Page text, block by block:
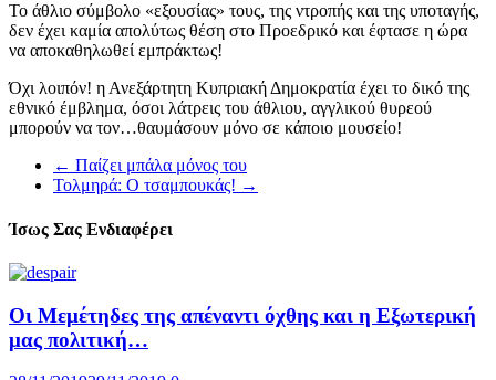
Το άθλιο σύμβολο «εξουσίας» τους, της ντροπής και της υποταγής,
δεν έχει καμία απολύτως θέση στο Προεδρικό και έφτασε η ώρα
να αποκαθηλωθεί εμπράκτως!
Όχι λοιπόν! η Ανεξάρτητη Κυπριακή Δημοκρατία έχει το δικό της
εθνικό έμβλημα, όσοι λάτρεις του άθλιου, αγγλικού θυρεού
μπορούν να τον…θαυμάσουν μόνο σε κάποιο μουσείο!
← Παίζει μπάλα μόνος του
Τολμηρά: Ο τσαμπουκάς! →
Ίσως Σας Ενδιαφέρει
Οι Μεμέτηδες της απέναντι όχθης και η Εξωτερική
μας πολιτική…